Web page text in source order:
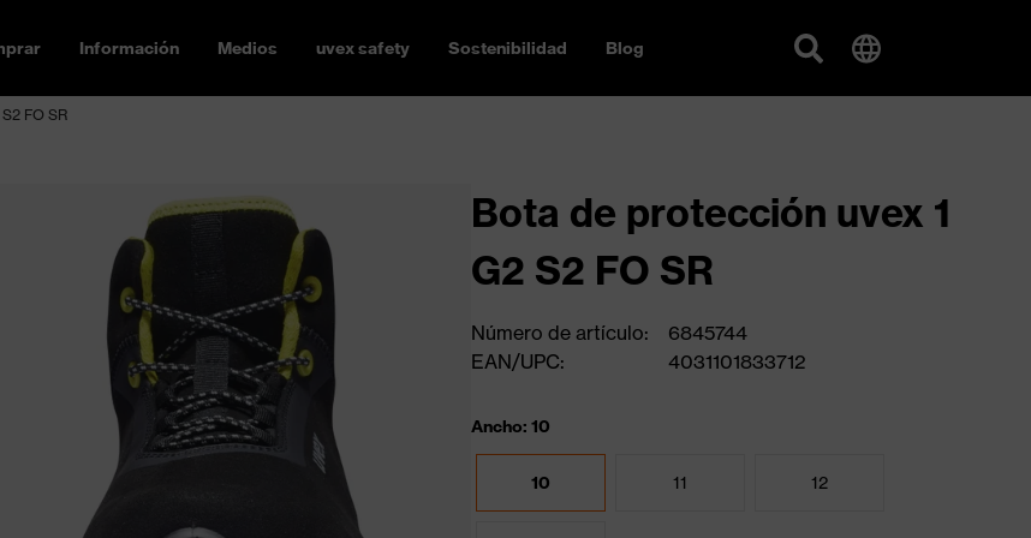
Información Medios uvex safety Sostenibilidad Blog
FO SR
Bota de protección uvex 1
G2 S2 FO SR
Número de artículo:
6845744
EAN/UPC:
4031101833712
Ancho: 10
10 11 12